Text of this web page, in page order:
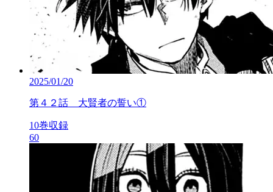
2025/01/20
第４２話 大賢者の誓い①
10巻収録
60